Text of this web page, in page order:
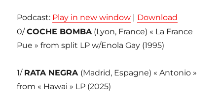
Podcast: Play in new window | Download
0/COCHE BOMBA(Lyon, France) « La France
Pue » from split LP w/Enola Gay (1995)
1/ RATA NEGRA (Madrid, Espagne) « Antonio »
from « Hawai » LP (2025)